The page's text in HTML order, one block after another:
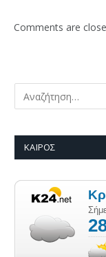
Comments are
ΚΑΙΡΌΣ